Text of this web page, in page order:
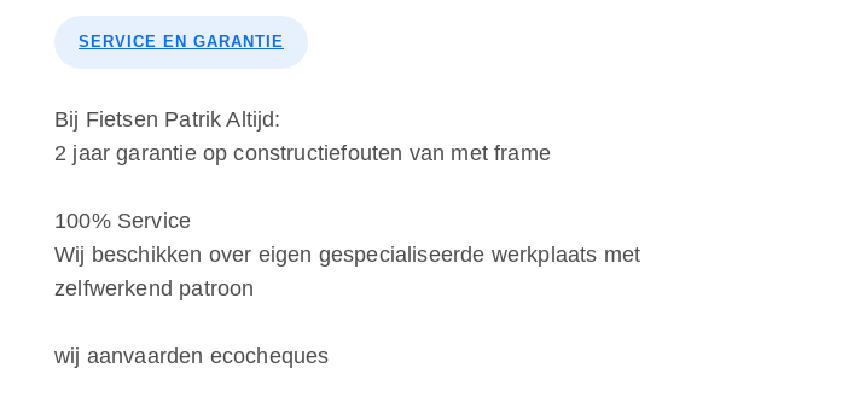
SERVICE EN GARANTIE
Bij Fietsen Patrik Altijd:
2 jaar garantie op constructiefouten van met frame
100% Service
Wij beschikken over eigen gespecialiseerde werkplaats met
zelfwerkend patroon
wij aanvaarden ecocheques